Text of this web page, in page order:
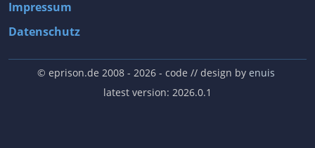
Impressum
Datenschutz
© eprison.de 2008 - 2026- code // design by enuis
latest version: 2026.0.1